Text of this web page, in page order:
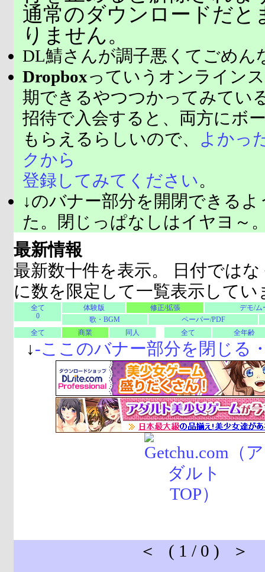
通常のダウンロードだと
りません。
DL鯖さんが調子悪くてごめん
Dropboxっていうオンライン
期できるやつつかってみてい
招待で入会すると、両方にボ
もらえるらしいので、
よかっ
クから
登録してみてください。
↓のバナー部分を開閉できる
た。閉じっぱなしはイヤヨ～
最新情報
最新数十件を表示。 日付では
に数を限定して一覧表示してい
全て
0
体験版 修正/拡張
デモ/ム
歌・BGM
ペーパー/PDF
全て
商業 同人 全て 全年齢
↓-ここのバナー部分を閉じる
＜ ( 1 / 0 ) ＞